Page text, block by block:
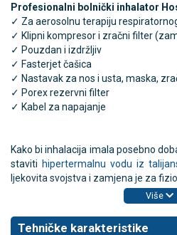
Profesionalni bolnički inhalator
✓ Za aerosolnu terapiju
✓ Klipni kompresor i zračni filter
✓ Pouzdan i izdržljiv
✓ Fasterjet čašica
✓ Nastavak za nos i usta, maska,
✓ Porex rezervni filter
✓ Kabel za napajanje
Kako bi inhalacija imala posebno
staviti hipertermalnu vodu iz
ljekovita svojstva i zamjena je za
Više
Tehničke karakteristike